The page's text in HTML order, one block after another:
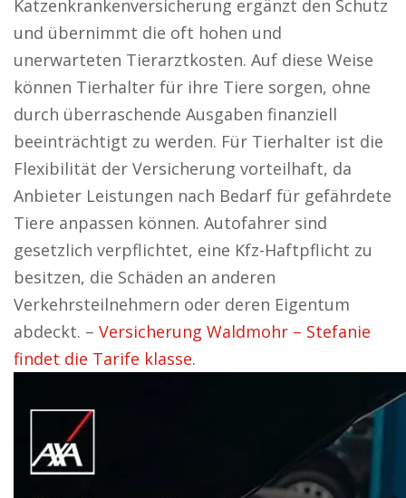
Katzenkrankenversicherung ergänzt den Schutz
und übernimmt die oft hohen und
unerwarteten Tierarztkosten. Auf diese Weise
können Tierhalter für ihre Tiere sorgen, ohne
durch überraschende Ausgaben finanziell
beeinträchtigt zu werden. Für Tierhalter ist die
Flexibilität der Versicherung vorteilhaft, da
Anbieter Leistungen nach Bedarf für gefährdete
Tiere anpassen können. Autofahrer sind
gesetzlich verpflichtet, eine Kfz-Haftpflicht zu
besitzen, die Schäden an anderen
Verkehrsteilnehmern oder deren Eigentum
abdeckt. – Versicherung Waldmohr – Stefanie
findet die Tarife klasse.